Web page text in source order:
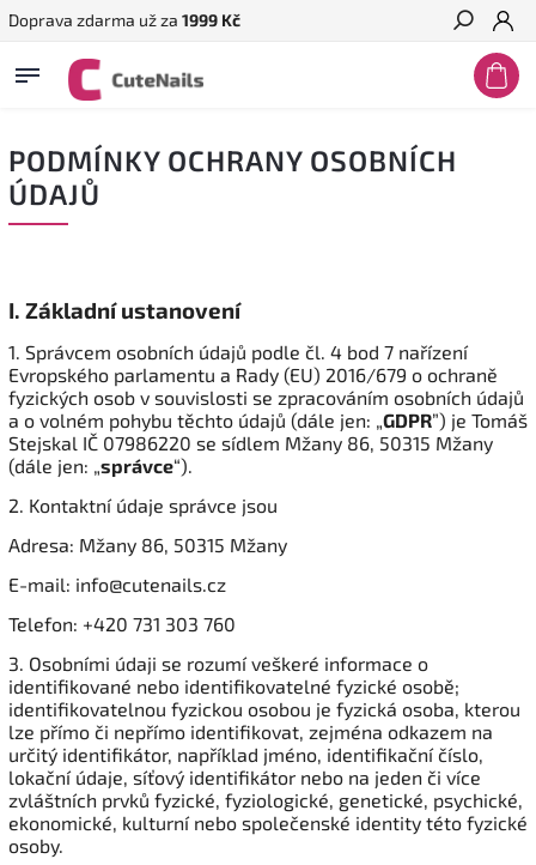
Doprava zdarma už za 1999 Kč
Hledat
PODMÍNKY OCHRANY OSOBNÍCH
ÚDAJŮ
I. Základní ustanovení
1. Správcem osobních údajů podle čl. 4 bod 7 nařízení
Evropského parlamentu a Rady (EU) 2016/679 o ochraně
fyzických osob v souvislosti se zpracováním osobních údajů
a o volném pohybu těchto údajů (dále jen: „GDPR”) je Tomáš
Stejskal IČ 07986220 se sídlem Mžany 86, 50315 Mžany
(dále jen: „správce“).
2. Kontaktní údaje správce jsou
Adresa: Mžany 86, 50315 Mžany
E-mail: info@cutenails.cz
Telefon: +420 731 303 760
3. Osobními údaji se rozumí veškeré informace o
identifikované nebo identifikovatelné fyzické osobě;
identifikovatelnou fyzickou osobou je fyzická osoba, kterou
lze přímo či nepřímo identifikovat, zejména odkazem na
určitý identifikátor, například jméno, identifikační číslo,
lokační údaje, síťový identifikátor nebo na jeden či více
zvláštních prvků fyzické, fyziologické, genetické, psychické,
ekonomické, kulturní nebo společenské identity této fyzické
osoby.